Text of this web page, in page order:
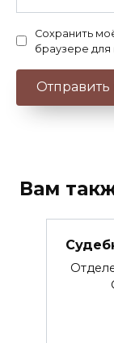
Сохранить
браузере
Вам